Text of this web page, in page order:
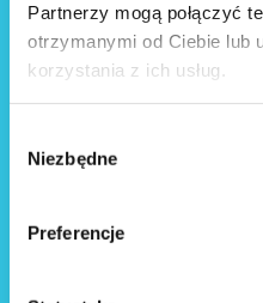
Partnerzy mogą połączyć
otrzymanymi od Ciebie lub
korzystania z ich usług.
zgody
Niezbędne
Preferencje